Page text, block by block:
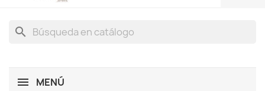
search
MENÚ